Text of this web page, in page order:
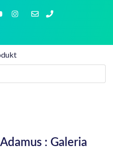
: Galeria